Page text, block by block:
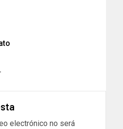
electrónico no será